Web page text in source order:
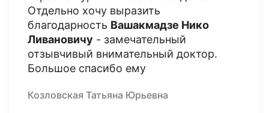
Отдельно хочу выразить
благодарность Вашакмадзе Нико
Ливановичу - замечательный
отзывчивый внимательный доктор.
Большое спасибо ему
Козловская Татьяна Юрьевна